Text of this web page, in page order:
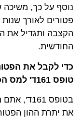
נוסף על כך, משיכה
פטורים לאורך
הקצבה ותגדיל את
החודשית.
כדי לקבל את
טופס 161ד' למס הכנסה:
בטופס
את יתרת ההון